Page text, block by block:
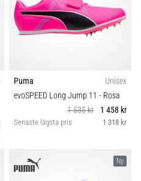
Puma
Unisex
evoSPEED Long Jump 11 - Rosa
1 535 kr
1 458 kr
Senaste lägsta pris 1 318 kr
Ny